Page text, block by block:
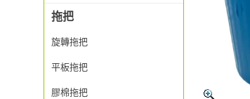
拖把
旋轉拖把
平板拖把
膠棉拖把